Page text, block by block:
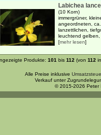
Labichea
(10 Korn)
immergrüner,
angeordneten,
lanzettlichen,
leuchtend
[mehr lesen]
Produkte: 101 bis 112 (von 112
Alle Preise inklusive
Verkauf unter
© 2015-2026 Peter